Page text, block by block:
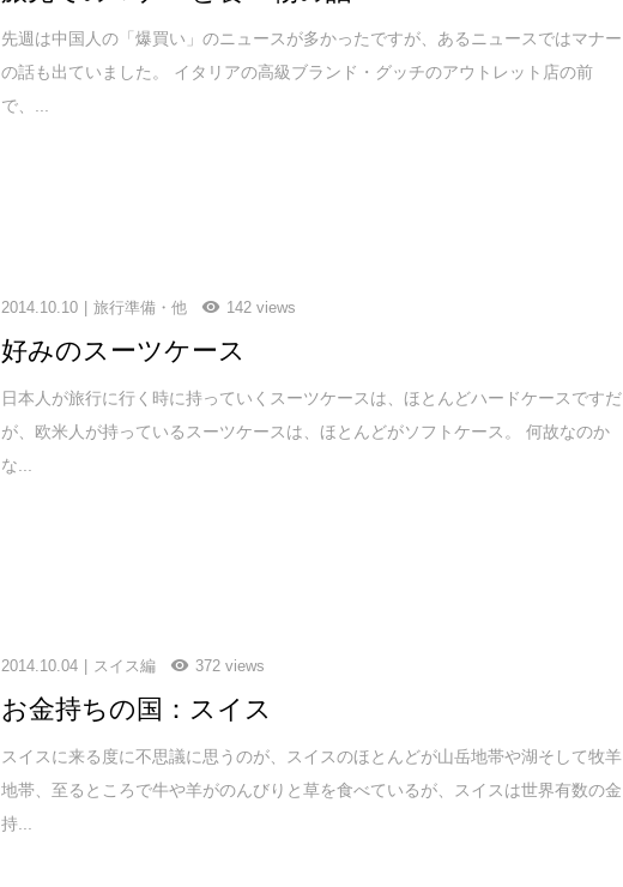
先週は中国人の「爆買い」のニュースが多かったですが、あるニュースではマナー
の話も出ていました。 イタリアの高級ブランド・グッチのアウトレット店の前
で、...
2014.10.10 旅行準備・他 142 views
好みのスーツケース
日本人が旅行に行く時に持っていくスーツケースは、ほとんどハードケースですだ
が、欧米人が持っているスーツケースは、ほとんどがソフトケース。 何故なのか
な...
2014.10.04 スイス編 372 views
お金持ちの国：スイス
スイスに来る度に不思議に思うのが、スイスのほとんどが山岳地帯や湖そして牧羊
地帯、至るところで牛や羊がのんびりと草を食べているが、スイスは世界有数の金
持...